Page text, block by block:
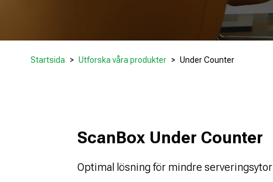
Startsida Utforska våra produkter Under Counter
ScanBox Under Counter
Optimal lösning för mindre serveringsytor